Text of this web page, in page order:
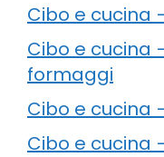
Cibo e cucina
Cibo e cucina
formaggi
Cibo e cucina
Cibo e cucina